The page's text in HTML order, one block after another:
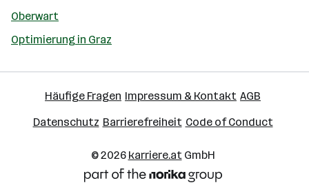
Oberwart
Optimierung in Graz
Häufige Fragen Impressum & Kontakt AGB
Datenschutz Barrierefreiheit Code of Conduct
© 2026 karriere.atGmbH